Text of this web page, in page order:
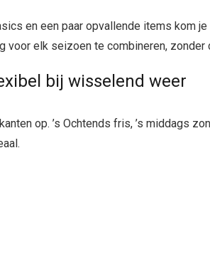
en een paar opvallende items kom
voor elk seizoen te combineren, zonder
bij wisselend weer
op. ’s Ochtends fris, ’s middags